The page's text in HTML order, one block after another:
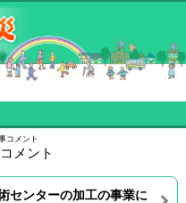
コメント
メント
センターの加工の事業に